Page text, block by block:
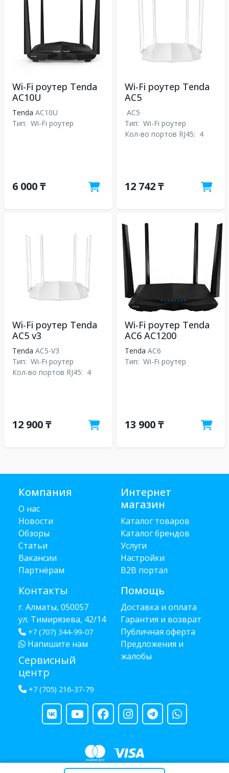
Wi-Fi роутер Tenda
AC10U
Tenda AC10U
Тип: Wi-Fi роутер
6 000 ₸
Wi-Fi роутер Tenda
AC5
AC5
Тип: Wi-Fi роутер
Кол-во портов RJ45: 4
12 742 ₸
Wi-Fi роутер Tenda
AC5 v3
Tenda AC5-V3
Тип: Wi-Fi роутер
Кол-во портов RJ45: 4
12 900 ₸
Wi-Fi роутер Tenda
AC6 AC1200
Tenda АС6
Тип: Wi-Fi роутер
13 900 ₸
Компания
О нас
Новости
Обзоры
Статьи
Вакансии
Партнёрам
Контакты
г. Алматы, 050057
ул. Тимирязева, 42/14
+7 (707) 344-99-07
Напишите нам
Сервисный
центр
+7 (705) 216-37-79
Интернет
магазин
Каталог товаров
Каталог брендов
Услуги
Настройки
B2B портал
Помощь
Доставка и оплата
Гарантия и возврат
Публичная оферта
Предложения и
жалобы